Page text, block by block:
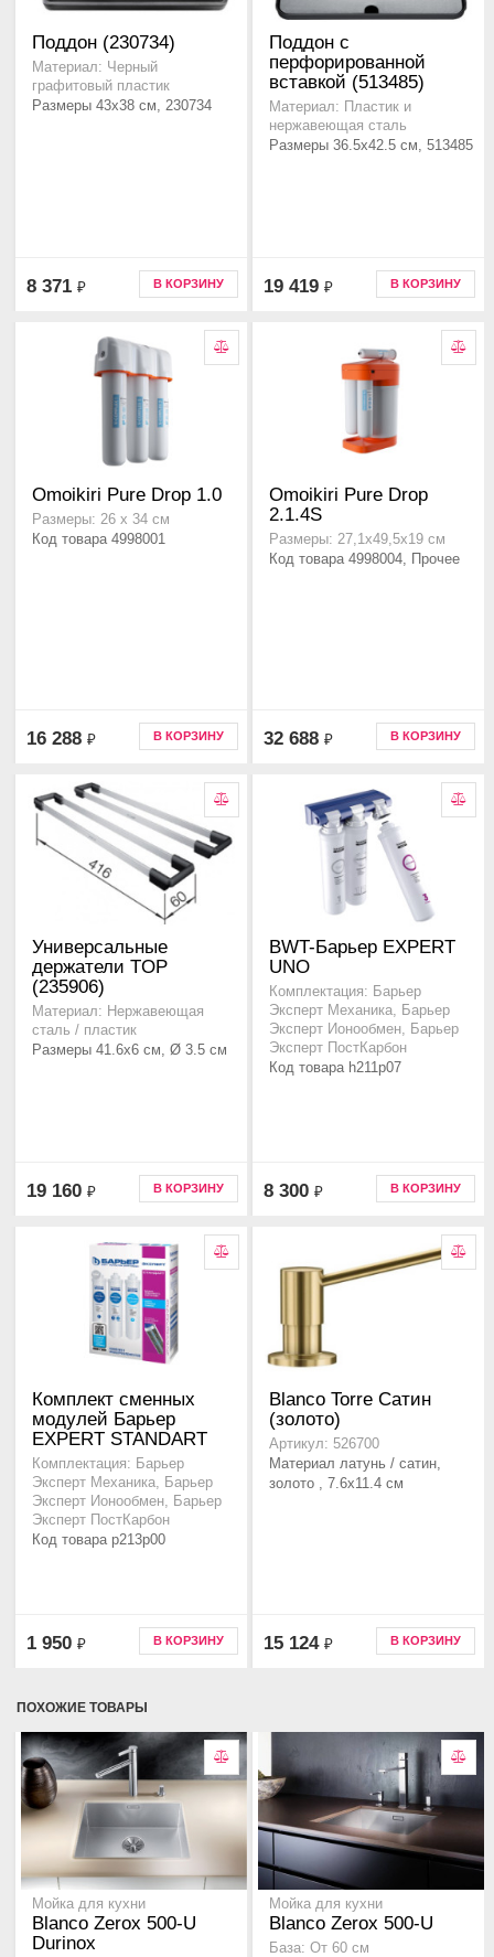
Поддон (230734)
Материал: Черный
графитовый пластик
Размеры 43x38 см, 230734
8 371 ₽ В КОРЗИНУ
Поддон с
перфорированной
вставкой (513485)
Материал: Пластик и
нержавеющая сталь
Размеры 36.5x42.5 см, 513485
19 419 ₽ В КОРЗИНУ
Omoikiri Pure Drop 1.0
Размеры: 26 х 34 см
Код товара 4998001
16 288 ₽ В КОРЗИНУ
Omoikiri Pure Drop
2.1.4S
Размеры: 27,1х49,5х19 см
Код товара 4998004, Прочее
32 688 ₽ В КОРЗИНУ
Универсальные
держатели TOP
(235906)
Материал: Нержавеющая
сталь / пластик
Размеры 41.6x6 см, Ø 3.5 см
19 160 ₽ В КОРЗИНУ
BWT-Барьер EXPERT
UNO
Комплектация: Барьер
Эксперт Механика, Барьер
Эксперт Ионообмен, Барьер
Эксперт ПостКарбон
Код товара h211p07
8 300 ₽ В КОРЗИНУ
Комплект сменных
модулей Барьер
EXPERT STANDART
Комплектация: Барьер
Эксперт Механика, Барьер
Эксперт Ионообмен, Барьер
Эксперт ПостКарбон
Код товара p213p00
1 950 ₽ В КОРЗИНУ
Blanco Torre Сатин
(золото)
Артикул: 526700
Материал латунь / сатин,
золото , 7.6x11.4 см
15 124 ₽ В КОРЗИНУ
ПОХОЖИЕ ТОВАРЫ
Мойка для кухни
Blanco Zerox 500-U
Durinox
Мойка для кухни
Blanco Zerox 500-U
База: От 60 см